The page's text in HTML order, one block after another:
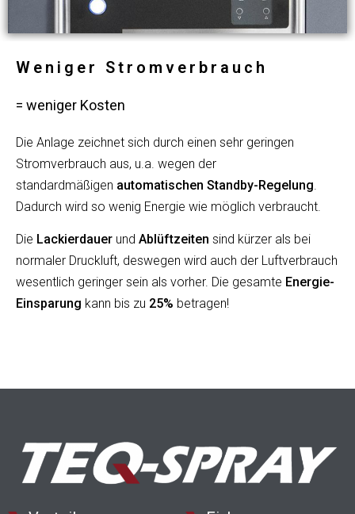
Weniger Stromverbrauch
= weniger Kosten
Die Anlage zeichnet sich durch einen sehr geringen
Stromverbrauch aus, u.a. wegen der
standardmäßigen automatischen Standby-Regelung
Dadurch wird so wenig Energie wie möglich verbraucht.
Die Lackierdauer und Ablüftzeiten sind kürzer als bei
normaler Druckluft, deswegen wird auch der Luftverbrauch
wesentlich geringer sein als vorher. Die gesamte Energie-
Einsparung kann bis zu 25% betragen!